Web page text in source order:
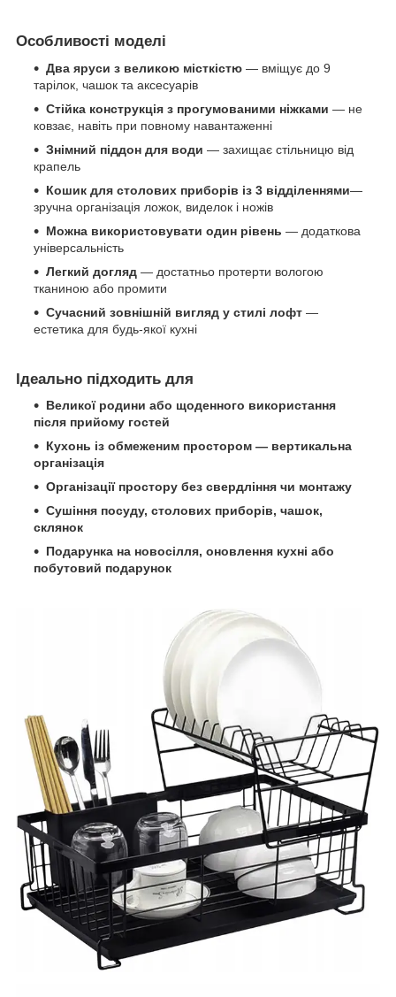
Особливості моделі
Два яруси з великою місткістю — вміщує до 9
тарілок, чашок та аксесуарів
Стійка конструкція з прогумованими ніжками — не
ковзає, навіть при повному навантаженні
Знімний піддон для води — захищає стільницю від
крапель
Кошик для столових приборів із 3 відділеннями—
зручна організація ложок, виделок і ножів
Можна використовувати один рівень — додаткова
універсальність
Легкий догляд — достатньо протерти вологою
тканиною або промити
Сучасний зовнішній вигляд у стилі лофт —
естетика для будь-якої кухні
Ідеально підходить для
Великої родини або щоденного використання
після прийому гостей
Кухонь із обмеженим простором — вертикальна
організація
Організації простору без свердління чи монтажу
Сушіння посуду, столових приборів, чашок,
склянок
Подарунка на новосілля, оновлення кухні або
побутовий подарунок